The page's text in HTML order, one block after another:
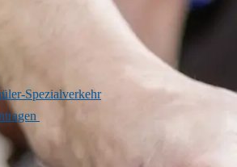
Schüler*innen, die den Weg
bewältigen können,
Sie die Teilnahme am
Spezialverkehr
Wort steckt ein
des Schulträgers LVR: